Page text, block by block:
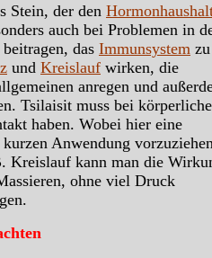
Stein, der den
auch bei Problemen in
das Immunsystem zu
und Kreislauf wirken, die
anregen und
Tsilaisit muss bei
haben. Wobei hier eine
Anwendung
Kreislauf kann man die
ohne viel Druck